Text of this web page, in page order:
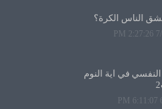
الناس الكرة؟
7/
النفسي في آية النوم